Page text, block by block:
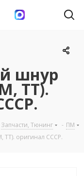
шнур
ТТ).
Запчасти, Тюнинг - ПМ
оригинал СССР.